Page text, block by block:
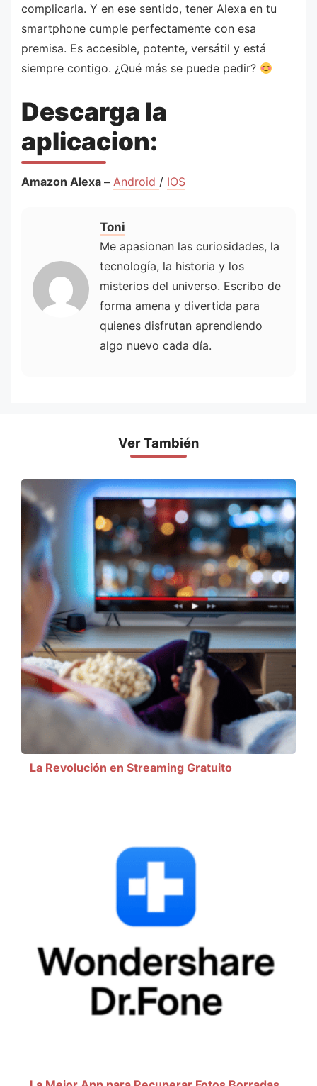
complicarla. Y en ese sentido, tener Alexa en tu
smartphone cumple perfectamente con esa
premisa. Es accesible, potente, versátil y está
siempre contigo. ¿Qué más se puede pedir?
Descarga la
aplicacion:
Amazon Alexa – Android / IOS
Toni
Me apasionan las curiosidades, la
tecnología, la historia y los
misterios del universo. Escribo de
forma amena y divertida para
quienes disfrutan aprendiendo
algo nuevo cada día.
Ver También
La Revolución en Streaming Gratuito